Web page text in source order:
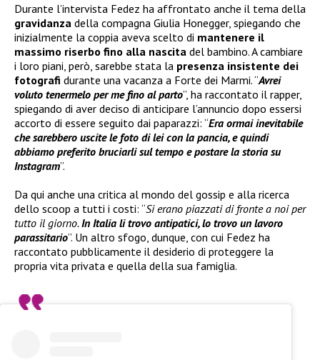
Durante l’intervista Fedez ha affrontato anche il tema della
gravidanza della compagna Giulia Honegger, spiegando che
inizialmente la coppia aveva scelto di mantenere il
massimo riserbo fino alla nascita del bambino. A cambiare
i loro piani, però, sarebbe stata la presenza insistente dei
fotografi durante una vacanza a Forte dei Marmi. “Avrei
voluto tenermelo per me fino al parto”, ha raccontato il rapper,
spiegando di aver deciso di anticipare l’annuncio dopo essersi
accorto di essere seguito dai paparazzi: “Era ormai inevitabile
che sarebbero uscite le foto di lei con la pancia, e quindi
abbiamo preferito bruciarli sul tempo e postare la storia su
Instagram”.
Da qui anche una critica al mondo del gossip e alla ricerca
dello scoop a tutti i costi: “Si erano piazzati di fronte a noi per
tutto il giorno.In Italia li trovo antipatici, lo trovo un lavoro
parassitario”. Un altro sfogo, dunque, con cui Fedez ha
raccontato pubblicamente il desiderio di proteggere la
propria vita privata e quella della sua famiglia.